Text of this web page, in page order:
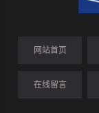
网站首页
在线留言